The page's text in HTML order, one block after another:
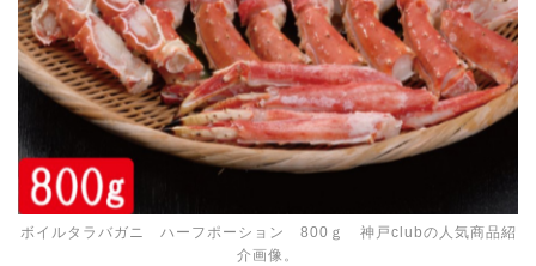
ボイルタラバガニ ハーフポーション 800ｇ 神戸clubの人気商品紹
介画像。